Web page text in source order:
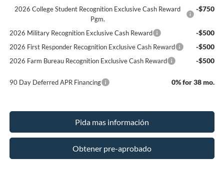
2026 College Student Recognition Exclusive Cash Reward
Pgm.
-$750
2026 Military Recognition Exclusive Cash Reward -$500
2026 First Responder Recognition Exclusive Cash Reward -$500
2026 Farm Bureau Recognition Exclusive Cash Reward -$500
90 Day Deferred APR Financing 0% for 38 mo.
Pida mas información
Obtener pre-aprobado